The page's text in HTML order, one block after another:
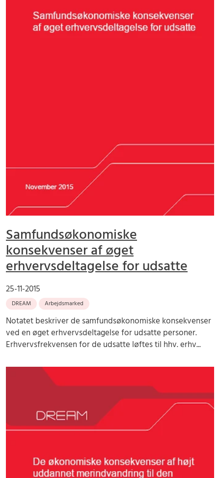
Samfundsøkonomiske
konsekvenser af øget
erhvervsdeltagelse for udsatte
25-11-2015
DREAM Arbejdsmarked
Notatet beskriver de samfundsøkonomiske konsekvenser
ved en øget erhvervsdeltagelse for udsatte personer.
Erhvervsfrekvensen for de udsatte løftes til hhv. erhv...